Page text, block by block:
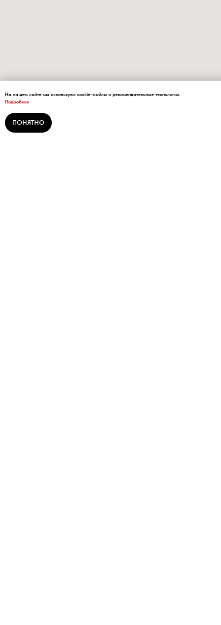
На нашем сайте мы используем cookie-файлы и рекомендательные технологии.
Подробнее
ПОНЯТНО